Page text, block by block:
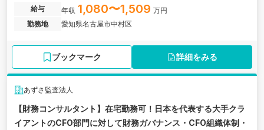
す。 愛知県名古屋市にあるグローバルファームの求人です。
給与 年収 1,080〜1,509 万円
勤務地
愛知県名古屋市中村区
ブックマーク 詳細をみる
あずさ監査法人
【財務コンサルタント】在宅勤務可！日本を代表する大手クラ
イアントのCFO部門に対して財務ガバナンス・CFO組織体制・